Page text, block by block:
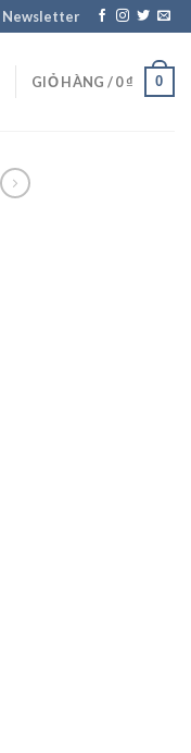
Newsletter
GIỎ HÀNG /0₫ 0